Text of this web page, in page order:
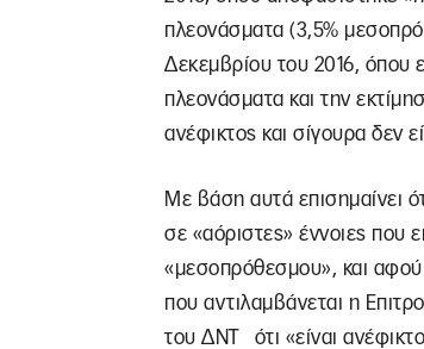
πλεονάσματα (3,5%
Δεκεμβρίου του 2016,
πλεονάσματα και την
ανέφικτος και σίγουρα δεν
Με βάση αυτά επισημαίνει
σε «αόριστες» έννοιες που
«μεσοπρόθεσμου», και αφού
που αντιλαμβάνεται η
του ΔΝΤ ότι «είναι